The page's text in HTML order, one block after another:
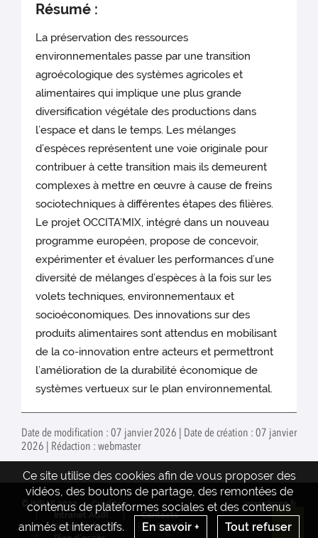
Résumé :
La préservation des ressources
environnementales passe par une transition
agroécologique des systèmes agricoles et
alimentaires qui implique une plus grande
diversification végétale des productions dans
l’espace et dans le temps. Les mélanges
d’espèces représentent une voie originale pour
contribuer à cette transition mais ils demeurent
complexes à mettre en œuvre à cause de freins
sociotechniques à différentes étapes des filières.
Le projet OCCITA’MIX, intégré dans un nouveau
programme européen, propose de concevoir,
expérimenter et évaluer les performances d’une
diversité de mélanges d’espèces à la fois sur les
volets techniques, environnementaux et
socioéconomiques. Des innovations sur des
produits alimentaires sont attendus en mobilisant
de la co-innovation entre acteurs et permettront
l’amélioration de la durabilité économique de
systèmes vertueux sur le plan environnemental.
Date de modification : 07 janvier 2026 | Date de création : 07 janvier
2026 | Rédaction : webmaster
Ce site utilise des cookies afin de vous proposer des
vidéos, des boutons de partage, des remontées de
contenus de plateformes sociales et des contenus
animés et interactifs.
En savoir + Tout refuser
© INRAE 2022
Crédits
Intranet AGIR
Contacts
Mentions legales
C.G.U.
www.inrae.fr